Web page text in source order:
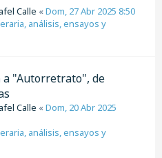
Calle «Dom, 27 Abr 2025 8:50
análisis, ensayos y
"Autorretrato", de
Calle «Dom, 20 Abr 2025
análisis, ensayos y